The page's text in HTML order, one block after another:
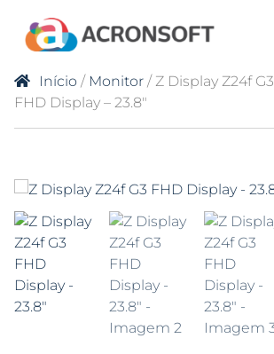
Início / Monitor / Z Display Z24f G3
FHD Display – 23.8″